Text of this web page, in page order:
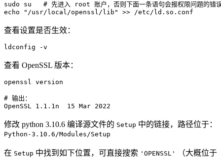
sudo su
# 先进入 root 账户，否则下面一条语句会报权限问题的错
echo
"/usr/local/openssl/lib" >> /etc/ld.so.conf
查看设置是否生效：
ldconfig -v
查看 OpenSSL 版本：
openssl version
# 输出：
OpenSSL 1.1 .1n 15 Mar 2022
修改 python 3.10.6 编译源文件的 Setup 中的链接，路径位于：
Python-3.10.6/Modules/Setup
在 Setup 中找到如下位置，可直接搜索 'OPENSSL'
（大概位于